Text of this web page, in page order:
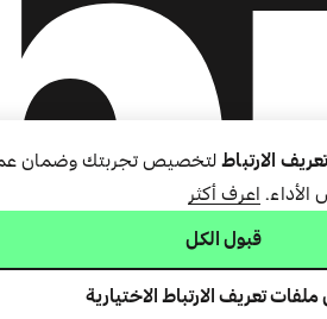
الارتباطلتخصيص تجربتك وضمان
الأداء. اعرف أكثر
قبول الكل
تعريف الارتباط الاختيارية